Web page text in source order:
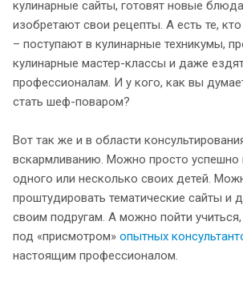
кулинарные сайты, готовят новые
изобретают свои рецепты. А есть те,
– поступают в кулинарные техникумы,
кулинарные мастер-классы и даже
профессионалам. И у кого, как вы
стать шеф-поваром?
Вот так же и в области
вскармливанию. Можно просто успешно
одного или несколько своих детей.
проштудировать тематические сайты и
своим подругам. А можно пойти
под «присмотром» опытных
настоящим профессионалом.